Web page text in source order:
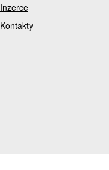
Inzerce
Kontakty